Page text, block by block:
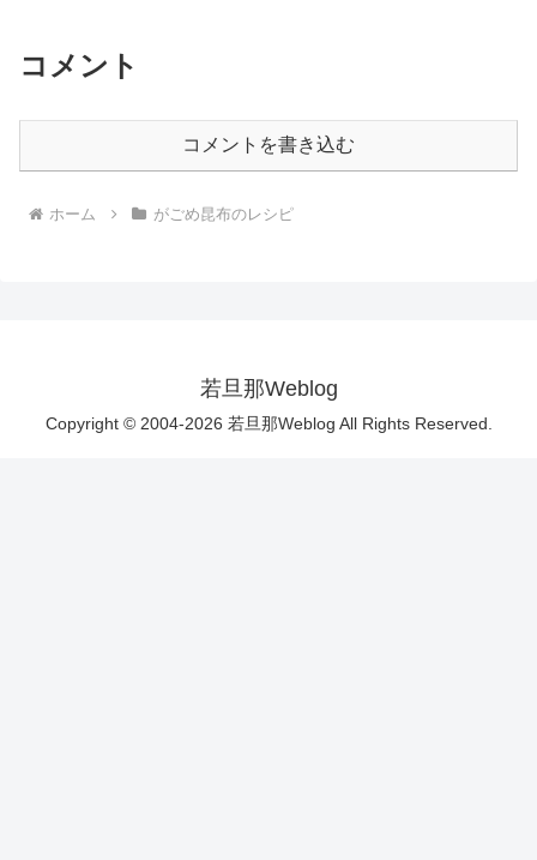
コメント
コメントを書き込む
ホーム がごめ昆布のレシピ
若旦那Weblog
Copyright © 2004-2026 若旦那Weblog All Rights Reserved.